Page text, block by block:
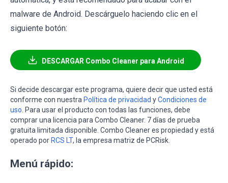
malware de Android. Descárguelo haciendo clic en el
siguiente botón:
DESCARGAR Combo Cleaner para Android
Si decide descargar este programa, quiere decir que usted está
conforme con nuestra Política de privacidad yCondiciones de
uso . Para usar el producto con todas las funciones, debe
comprar una licencia para Combo Cleaner. 7 días de prueba
gratuita limitada disponible. Combo Cleaner es propiedad y está
operado porRCS LT, la empresa matriz de PCRisk.
Menú rápido: